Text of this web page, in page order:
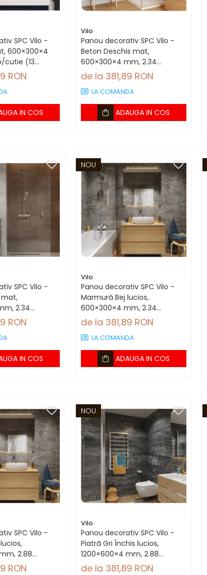
SPC Vilo -
600×300×4
cutie (13
RON
IN COS
Vilo
Panou decorativ SPC Vilo -
Beton Deschis mat,
600×300×4 mm, 2.34
mp/cutie (13 panouri)
de la 381,89 RON
LA COMANDA
ADAUGA IN COS
SPC Vilo -
mat,
2.34
RON
IN COS
NOU
Vilo
Panou decorativ SPC Vilo -
Marmură Bej lucios,
600×300×4 mm, 2.34
mp/cutie (13 panouri)
de la 381,89 RON
LA COMANDA
ADAUGA IN COS
SPC Vilo -
2.88
RON
NOU
Vilo
Panou decorativ SPC Vilo -
Piatră Gri Închis lucios,
1200×600×4 mm, 2.88
mp/cutie (4 panouri)
de la 381,89 RON